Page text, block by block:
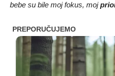
bebe su bile moj fokus, moj